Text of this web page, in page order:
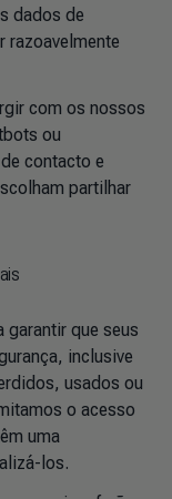
dados de
razoavelmente
com os nossos
ou
contacto e
partilhar
garantir que seus
inclusive
usados ou
o acesso
uma
los.